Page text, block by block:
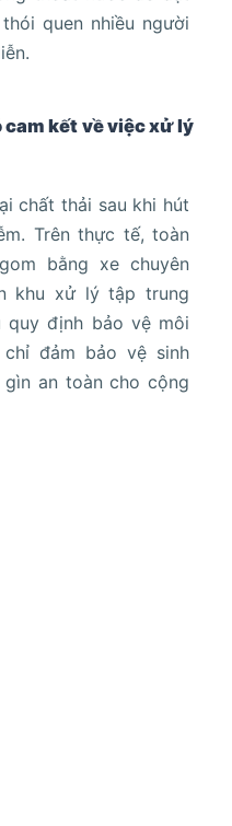
quen nhiều người
cam kết về việc xử lý
chất thải sau khi hút
Trên thực tế, toàn
bằng xe chuyên
khu xử lý tập trung
quy định bảo vệ môi
đảm bảo vệ sinh
an toàn cho cộng